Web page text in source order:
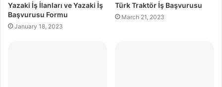
Yazaki İş İlanları ve Yazaki İş
Başvurusu Formu
January 18, 2023
Türk Traktör İş Başvurusu
March 21, 2023